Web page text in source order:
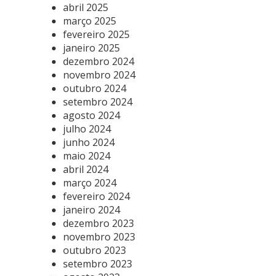
abril 2025
março 2025
fevereiro 2025
janeiro 2025
dezembro 2024
novembro 2024
outubro 2024
setembro 2024
agosto 2024
julho 2024
junho 2024
maio 2024
abril 2024
março 2024
fevereiro 2024
janeiro 2024
dezembro 2023
novembro 2023
outubro 2023
setembro 2023